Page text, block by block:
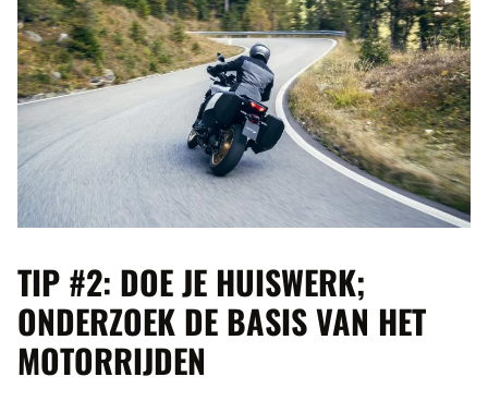
TIP #2: DOE JE HUISWERK;
ONDERZOEK DE BASIS VAN HET
MOTORRIJDEN